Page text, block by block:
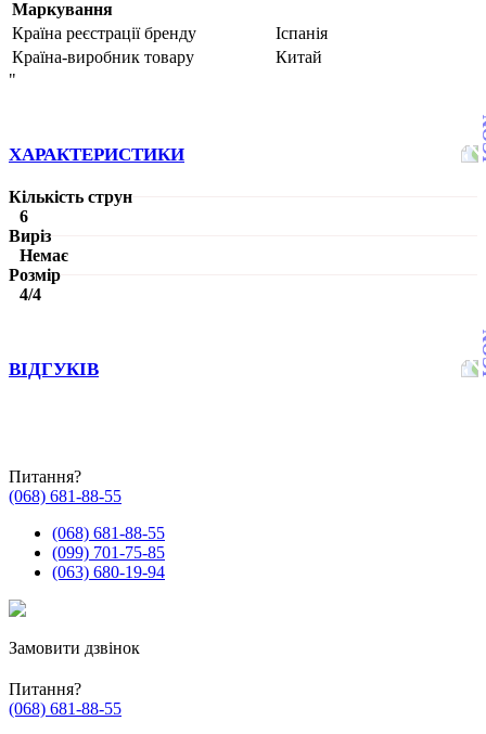
Маркування
Країна реєстрації бренду
Іспанія
Країна-виробник товару
Китай
"
ХАРАКТЕРИСТИКИ
Кількість струн
6
Виріз
Немає
Розмір
4/4
ВІДГУКІВ
Питання?
(068) 681-88-55
(068) 681-88-55
(099) 701-75-85
(063) 680-19-94
Замовити дзвінок
Питання?
(068) 681-88-55